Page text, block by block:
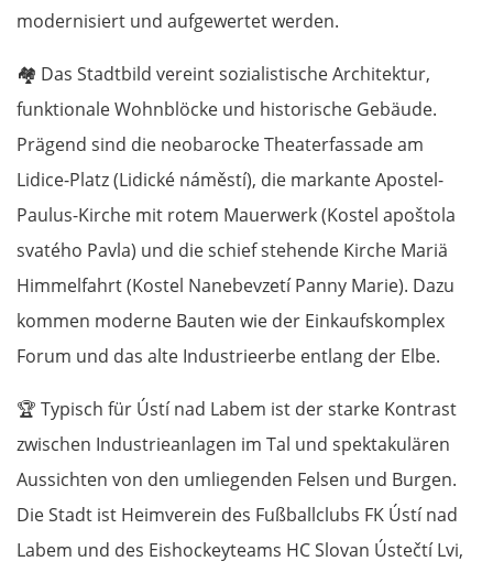
modernisiert und aufgewertet werden.
🏘️ Das Stadtbild vereint sozialistische Architektur,
funktionale Wohnblöcke und historische Gebäude.
Prägend sind die neobarocke Theater­fassade am
Lidice-Platz (Lidické náměstí), die markante Apostel-
Paulus-Kirche mit rotem Mauerwerk (Kostel apoštola
svatého Pavla) und die schief stehende Kirche Mariä
Himmelfahrt (Kostel Nanebevzetí Panny Marie). Dazu
kommen moderne Bauten wie der Einkaufs­komplex
Forum und das alte Industrieerbe entlang der Elbe.
🏆 Typisch für Ústí nad Labem ist der starke Kontrast
zwischen Industrieanlagen im Tal und spektakulären
Aussichten von den umliegenden Felsen und Burgen.
Die Stadt ist Heimverein des Fußballclubs FK Ústí nad
Labem und des Eishockeyteams HC Slovan Ústečtí Lvi,